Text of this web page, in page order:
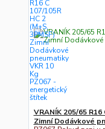
VRANÍK 205/65 R16
Zimní Dodávkové